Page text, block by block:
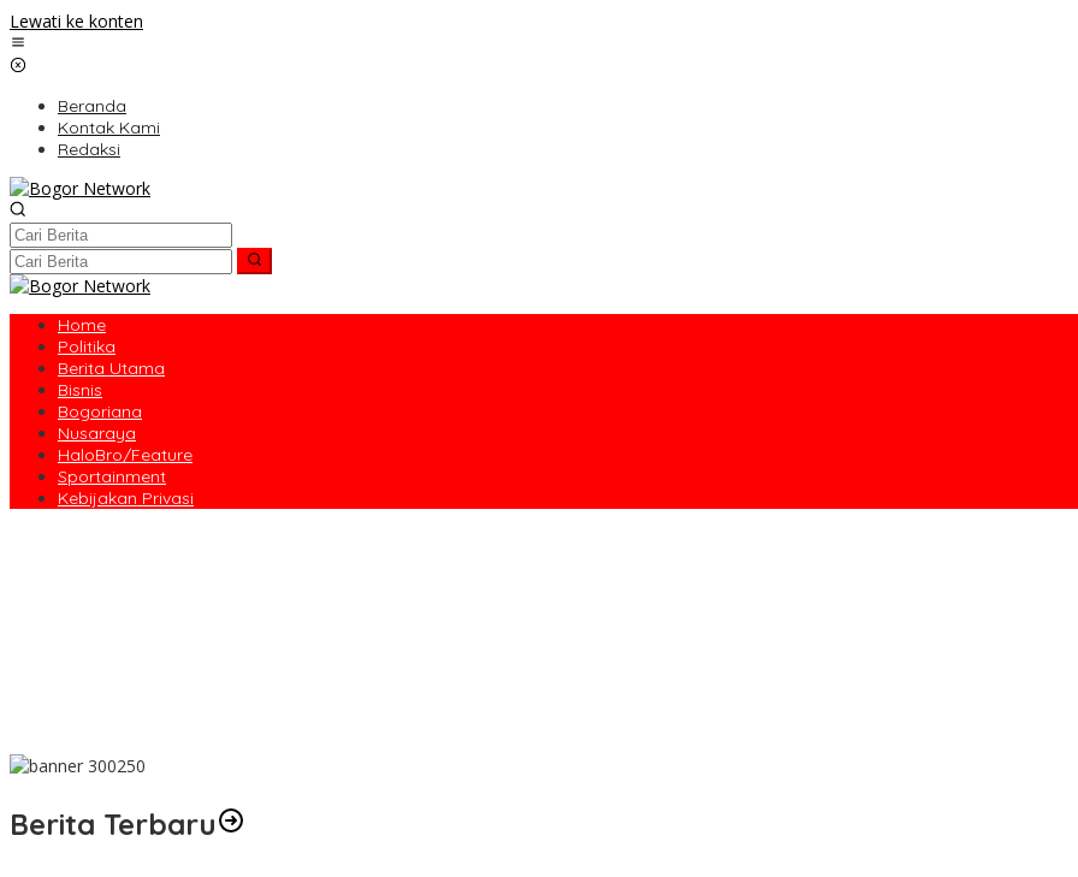
Lewati ke konten
Beranda
Kontak Kami
Redaksi
Home
Politika
Berita Utama
Bisnis
Bogoriana
Nusaraya
HaloBro/Feature
Sportainment
Kebijakan Privasi
Berita Terbaru